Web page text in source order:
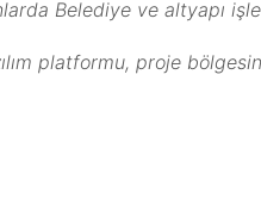
Belediye ve altyapı
platformu, proje